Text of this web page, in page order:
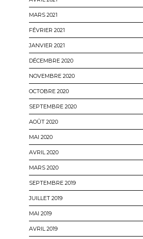
MARS 2021
FÉVRIER 2021
JANVIER 2021
DÉCEMBRE 2020
NOVEMBRE 2020
OCTOBRE 2020
SEPTEMBRE 2020
AOÛT 2020
MAI 2020
AVRIL 2020
MARS 2020
SEPTEMBRE 2019
JUILLET 2019
MAI 2019
AVRIL 2019